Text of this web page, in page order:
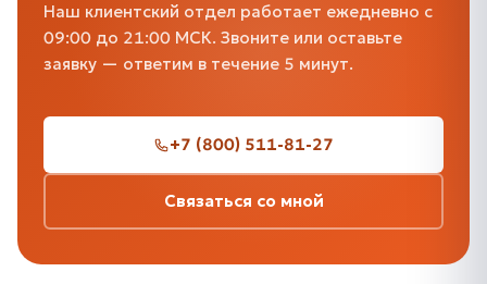
Наш клиентский отдел работает ежедневно с
09:00 до 21:00 МСК. Звоните или оставьте
заявку — ответим в течение 5 минут.
+7 (800) 511-81-27
Связаться со мной